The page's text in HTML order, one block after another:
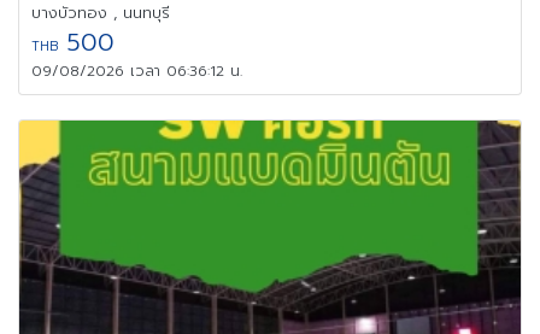
บางบัวทอง , นนทบุรี
THB 500
09/08/2026 เวลา 06:36:12 น.